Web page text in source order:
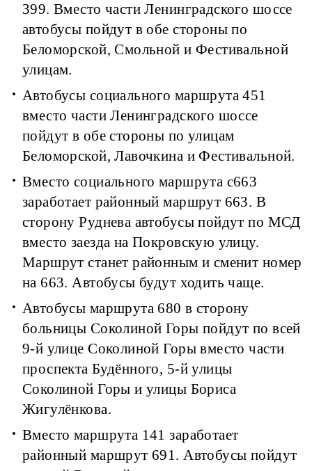
399. Вместо части Ленинградского шоссе
автобусы пойдут в обе стороны по
Беломорской, Смольной и Фестивальной
улицам.
Автобусы социального маршрута 451
вместо части Ленинградского шоссе
пойдут в обе стороны по улицам
Беломорской, Лавочкина и Фестивальной.
Вместо социального маршрута с663
заработает районный маршрут 663. В
сторону Руднева автобусы пойдут по МСД
вместо заезда на Покровскую улицу.
Маршрут станет районным и сменит номер
на 663. Автобусы будут ходить чаще.
Автобусы маршрута 680 в сторону
больницы Соколиной Горы пойдут по всей
9-й улице Соколиной Горы вместо части
проспекта Будённого, 5-й улицы
Соколиной Горы и улицы Бориса
Жигулёнкова.
Вместо маршрута 141 заработает
районный маршрут 691. Автобусы пойдут